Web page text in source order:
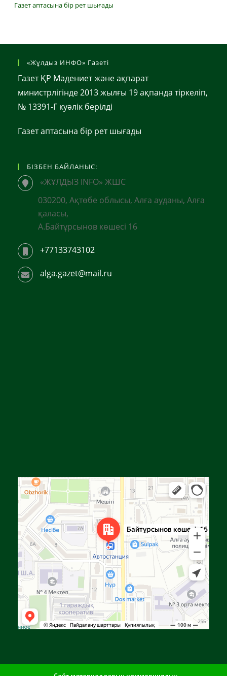
Газет аптасына бір рет шығады
«Жұлдыз ИНФО» Газеті
Газет ҚР Мәдениет және ақпарат
министрлігінде 2013 жылғы 19 ақпанда тіркеліп,
№ 13391-Г куәлік берілді
Газет аптасына бір рет шығады
БІЗБЕН БАЙЛАНЫС:
«ЖҰЛДЫЗ INFO» ЖШС
030200, Ақтөбе облысы, Алға ауданы, Алға
қаласы,
А.Байтұрсынов көшесі 16
+77133743102
alga.gazet@mail.ru
Яндекс Карталар — көлік, навигация, орындарды іздеу